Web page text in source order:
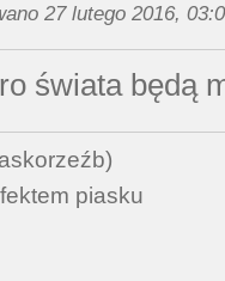
27 lutego 2016,
świata będą
piasku